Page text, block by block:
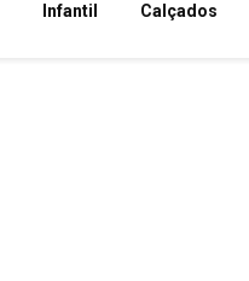
Infantil Calçados